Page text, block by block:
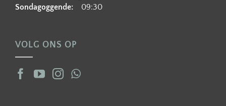
Sondagoggende: 09:30
VOLG ONS OP